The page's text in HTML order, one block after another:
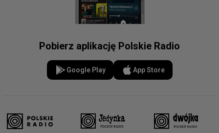
Pobierz aplikację Polskie Radio
Google Play App Store